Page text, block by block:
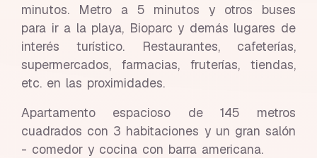
minutos. Metro a 5 minutos y otros buses
para ir a la playa, Bioparc y demás lugares de
interés turístico. Restaurantes, cafeterías,
supermercados, farmacias, fruterías, tiendas,
etc. en las proximidades.
Apartamento espacioso de 145 metros
cuadrados con 3 habitaciones y un gran salón
- comedor y cocina con barra americana.